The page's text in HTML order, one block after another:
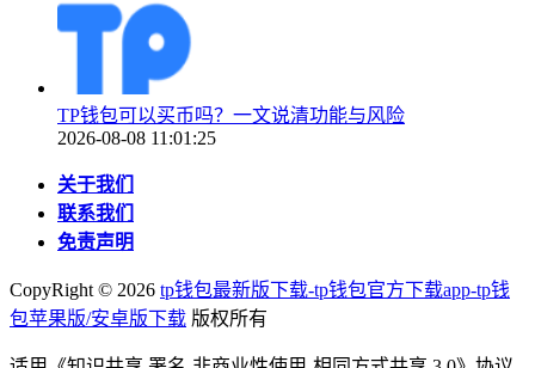
TP钱包可以买币吗？一文说清功能与风险
2026-08-08 11:01:25
关于我们
联系我们
免责声明
CopyRight © 2026 tp钱包最新版下载-tp钱包官方下载app-tp钱
包苹果版/安卓版下载 版权所有